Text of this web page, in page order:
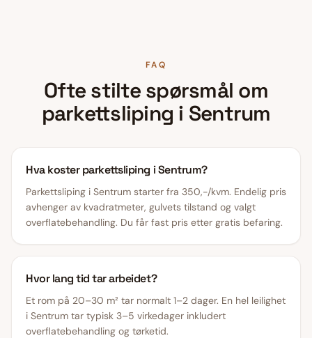
FAQ
Ofte stilte spørsmål om
parkettsliping i Sentrum
Hva koster parkettsliping i Sentrum?
Parkettsliping i Sentrum starter fra 350,-/kvm. Endelig pris
avhenger av kvadratmeter, gulvets tilstand og valgt
overflatebehandling. Du får fast pris etter gratis befaring.
Hvor lang tid tar arbeidet?
Et rom på 20–30 m² tar normalt 1–2 dager. En hel leilighet
i Sentrum tar typisk 3–5 virkedager inkludert
overflatebehandling og tørketid.